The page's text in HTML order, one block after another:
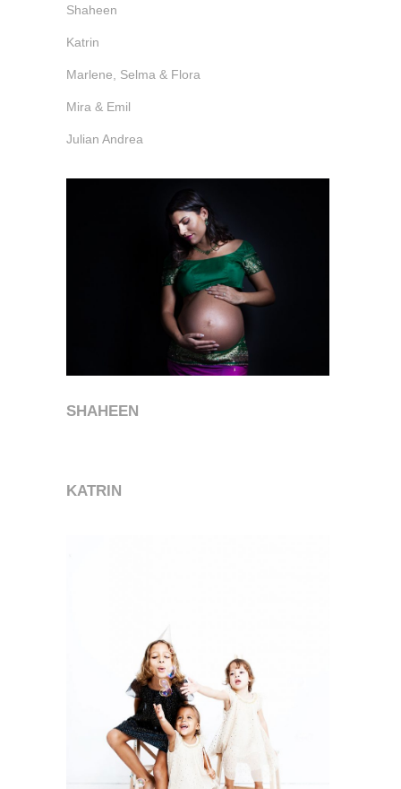
Shaheen
Katrin
Marlene, Selma & Flora
Mira & Emil
Julian Andrea
SHAHEEN
KATRIN